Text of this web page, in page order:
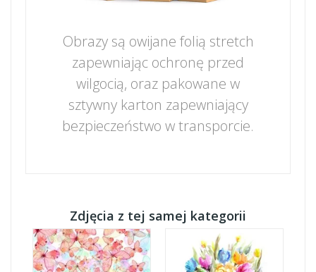
Obrazy są owijane folią stretch
zapewniając ochronę przed
wilgocią, oraz pakowane w
sztywny karton zapewniający
bezpieczeństwo w transporcie.
Zdjęcia z tej samej kategorii